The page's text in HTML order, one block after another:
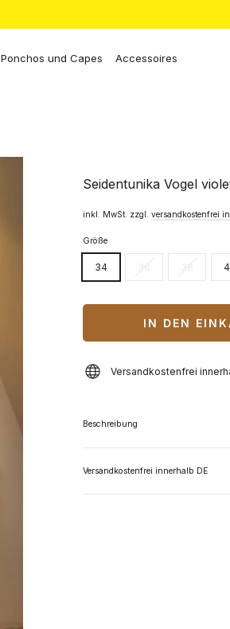
Ponchos und Capes Accessoires
Seidentunika Vogel
inkl. MwSt. zzgl. versandkostenfrei
Größe
34 36 38
IN DEN
Versandkostenfrei
Beschreibung
Versandkostenfrei innerhalb DE